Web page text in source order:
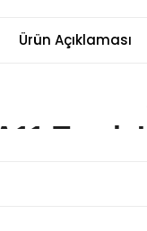
Ürün Açıklaması
A11